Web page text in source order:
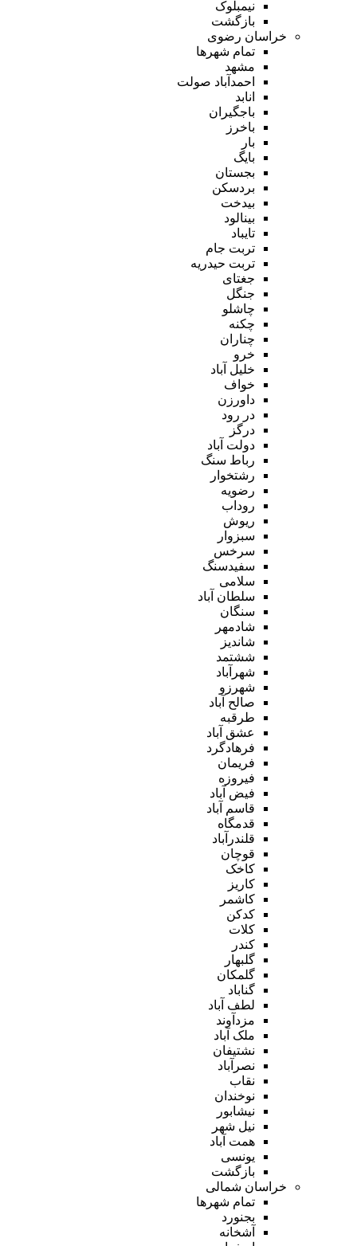
نیمبلوک
بازگشت
خراسان رضوی
تمام شهر‌ها
مشهد
احمدآباد صولت
انابد
باجگیران
باخرز
بار
بایگ
بجستان
بردسکن
بیدخت
بینالود
تایباد
تربت جام
تربت حیدریه
جغتای
جنگل
چاشلو
چکنه
چناران
خرو
خلیل آباد
خواف
داورزن
در رود
درگز
دولت آباد
رباط سنگ
رشتخوار
رضویه
روداب
ریوش
سبزوار
سرخس
سفیدسنگ
سلامی
سلطان آباد
سنگان
شادمهر
شاندیز
ششتمد
شهرآباد
شهرزو
صالح آباد
طرقبه
عشق آباد
فرهادگرد
فریمان
فیروزه
فیض آباد
قاسم آباد
قدمگاه
قلندرآباد
قوچان
کاخک
کاریز
کاشمر
کدکن
کلات
کندر
گلبهار
گلمکان
گناباد
لطف آباد
مزدآوند
ملک آباد
نشتیفان
نصرآباد
نقاب
نوخندان
نیشابور
نیل شهر
همت آباد
یونسی
بازگشت
خراسان شمالی
تمام شهر‌ها
بجنورد
آشخانه